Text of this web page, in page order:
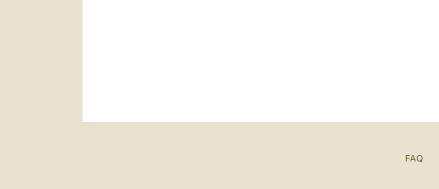
FAQ